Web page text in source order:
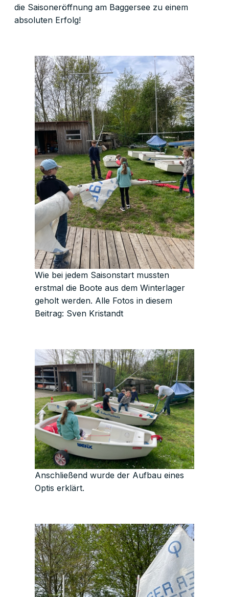
die Saisoneröffnung am Baggersee zu einem
absoluten Erfolg!
Wie bei jedem Saisonstart mussten
erstmal die Boote aus dem Winterlager
geholt werden. Alle Fotos in diesem
Beitrag: Sven Kristandt
Anschließend wurde der Aufbau eines
Optis erklärt.